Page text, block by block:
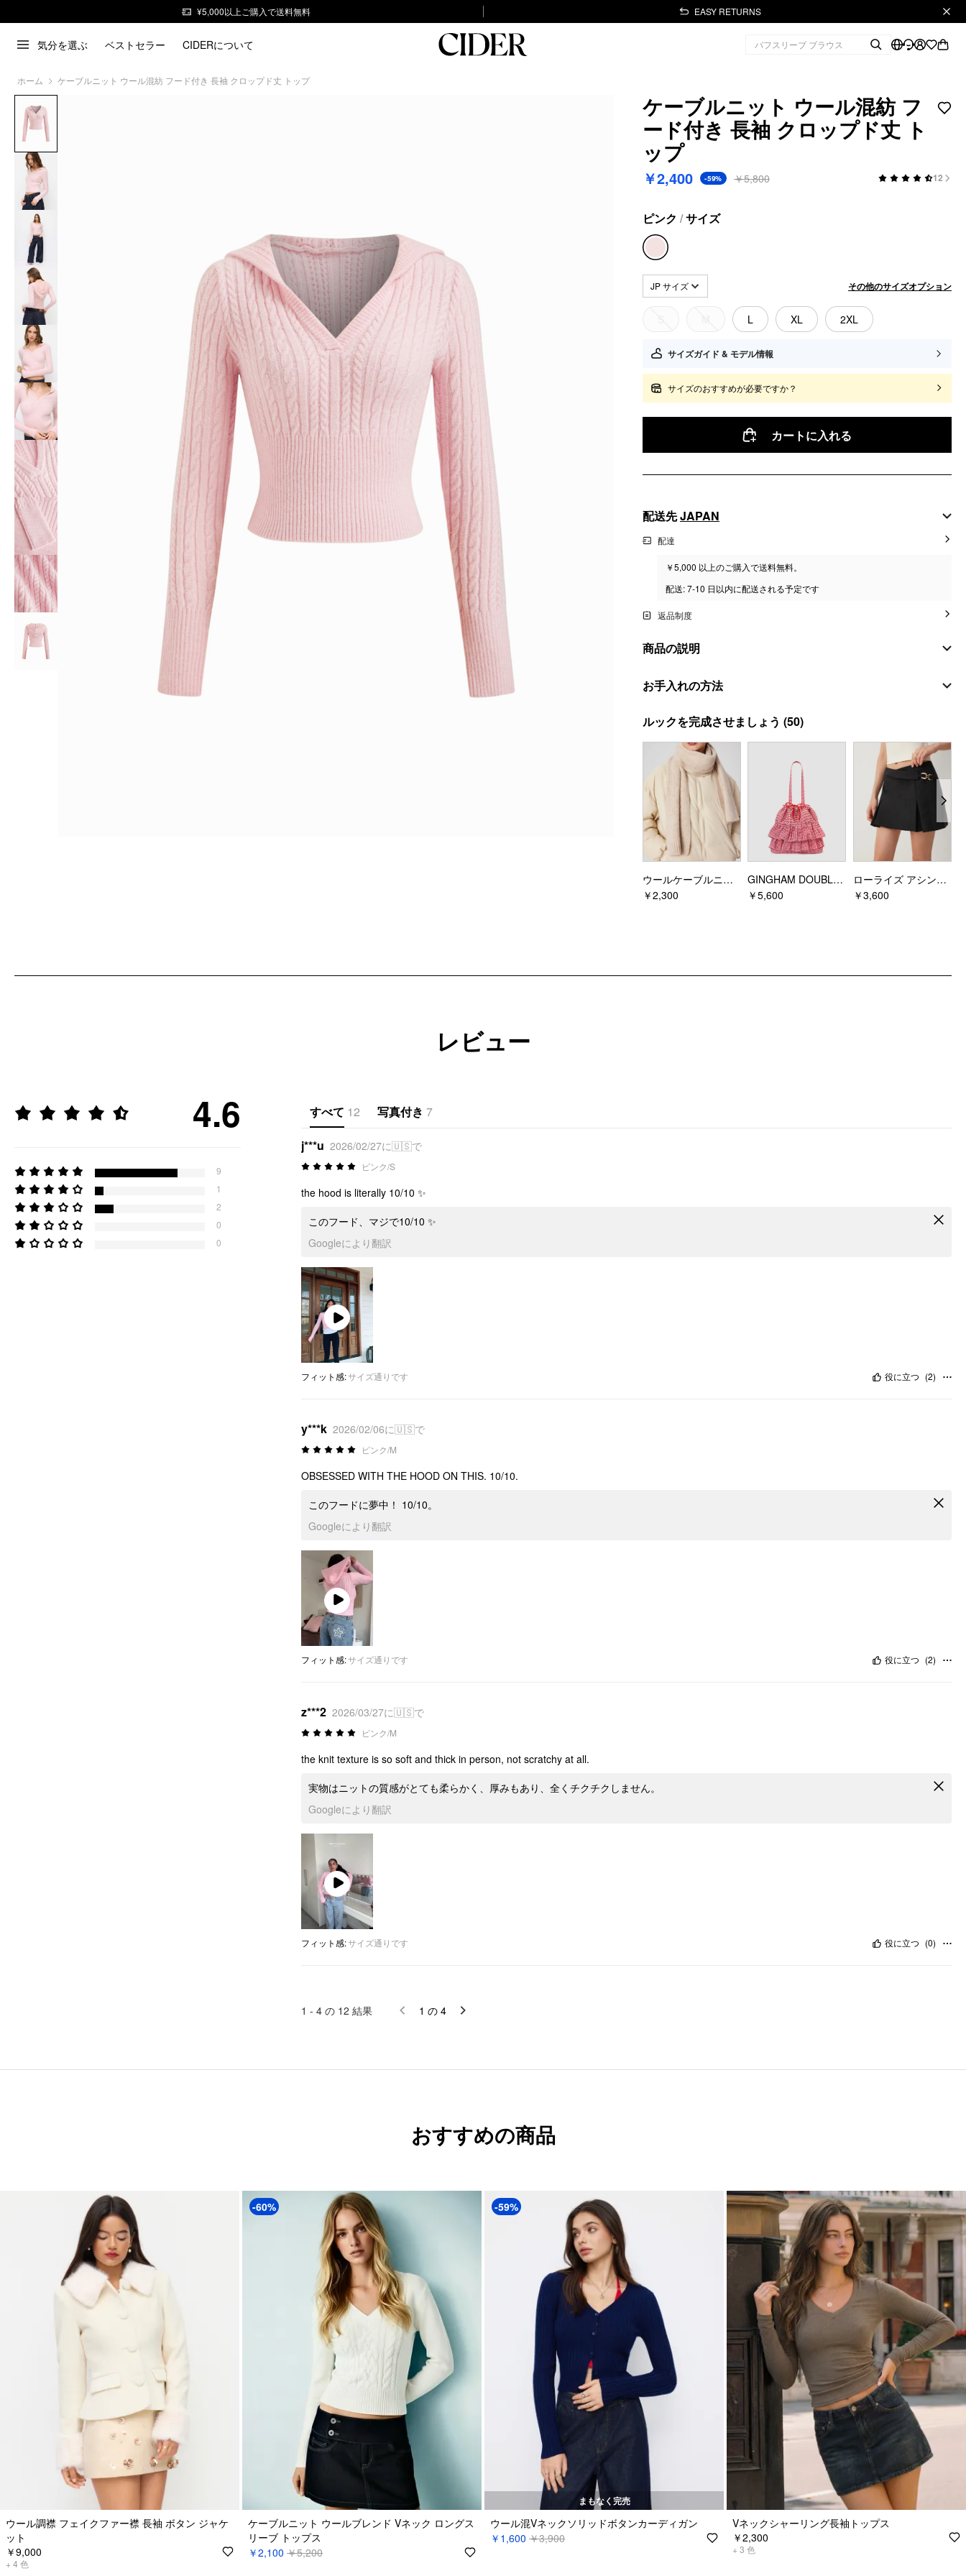
¥5,000以上ご購入で送料無料 EASY RETURNS
気分を選ぶ ベストセラー CIDERについて
ホーム ケーブルニット ウール混紡 フード付き 長袖 クロップド丈 トップ
ケーブルニット ウール混紡 フ
ード付き 長袖 クロップド丈 ト
ップ
￥2,400 -59% ￥5,800 12
ピンク /サイズ
JP サイズ その他のサイズオプション
L XL 2XL
サイズガイド & モデル情報
サイズのおすすめが必要ですか？
カートに入れる
配送先JAPAN
配達
￥5,000 以上のご購入で送料無料。
配送: 7-10 日以内に配送される予定です
返品制度
商品の説明
素材
組成:62% ポリエステル 28% ポリアミド 10% ウール
スタイルの詳細
フィットタイプ: レギュラー
丈: クロップ
ネックライン: フード付き
デザイン情報
シーン: デイリーカジュアル
お手入れの方法
洗濯指示
手洗い
漂白剤不可
平干し
アイロン温度：低温
ドライクリーニング不可
追加指示
同系色と一緒に洗濯してください
ルックを完成させましょう (50)
ウールケーブルニットマフラー
￥2,300
GINGHAM DOUBLE LAYERED RUFFLE DRAWSTRING TOTE BAG
￥5,600
ローライズ アシンメトリー メタルディテール プリーツ Aライン ミニスカート
￥3,600
レビュー
4.6
9
1
2
0
0
すべて 12 写真付き 7
j***u 2026/02/27に🇺🇸で
ピンク/S
the hood is literally 10/10 ✨
このフード、マジで10/10 ✨
Googleにより翻訳
Play
Video
フィット感:サイズ通りです 役に立つ (2)
y***k 2026/02/06に🇺🇸で
ピンク/M
OBSESSED WITH THE HOOD ON THIS. 10/10.
このフードに夢中！ 10/10。
Googleにより翻訳
Play
Video
フィット感:サイズ通りです 役に立つ (2)
z***2 2026/03/27に🇺🇸で
ピンク/M
the knit texture is so soft and thick in person, not scratchy at all.
実物はニットの質感がとても柔らかく、厚みもあり、全くチクチクしません。
Googleにより翻訳
Play
Video
フィット感:サイズ通りです 役に立つ (0)
1 - 4 の 12 結果 1 の 4
おすすめの商品
ウール調襟 フェイクファー襟 長袖 ボタン ジャケ
ット
￥9,000
+ 4 色
-60%
ケーブルニット ウールブレンド Vネック ロングス
リーブ トップス
￥2,100 ￥5,200
-59%
まもなく完売
ウール混Vネックソリッドボタンカーディガン
￥1,600 ￥3,900
Vネックシャーリング長袖トップス
￥2,300
+ 3 色